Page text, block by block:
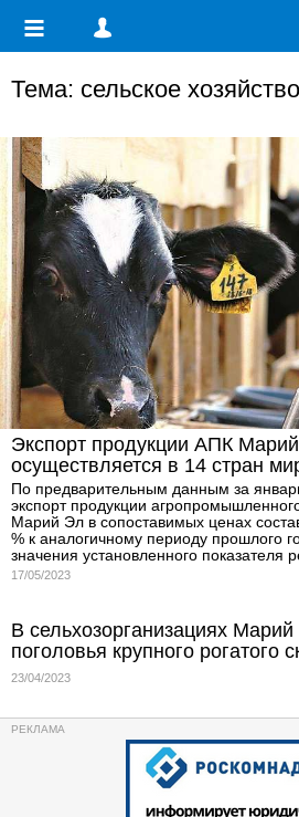
Тема: сельское хозяйство
Экспорт продукции АПК
осуществляется в 14 стран
По предварительным данным за
экспорт продукции
Марий Эл в сопоставимых ценах
% к аналогичному периоду прошлого
значения установленного показателя
17/05/2023
В сельхозорганизациях
поголовья крупного рогатого
23/04/2023